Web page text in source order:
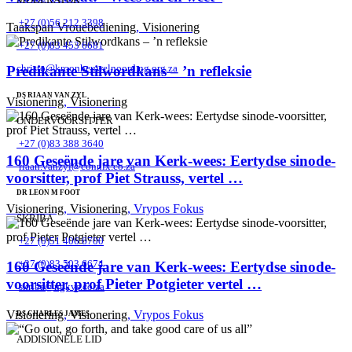
Taakspan Vrouebediening, Visionering
Predikante Stilwordkans – ’n refleksie
Visionering,Visionering
160 Geseënde jare van Kerk-wees: Eertydse sinode-
voorsitter, prof Piet Strauss, vertel …
Visionering, Visionering, Vrypos Fokus
160 Geseënde jare van Kerk-wees: Eertydse sinode-
voorsitter, prof Pieter Potgieter vertel …
Visionering,Visionering, Vrypos Fokus
+27 (0)56 212 3398
+27 (0)83 453 6681
christo@kroonheuwelnoord.ng.org.za
DS RIAAN VAN ZYL
ONDERVOORSITTER
+27 (0)83 388 3640
riaan.vanzyl@connix.co.za
DR LEON M FOOT
SKRIBA
+27 (0)51 406 6700
+27 (0)83 503 6674
skriba@ngkvs.co.za
DS CHARLES JAMES
ADDISIONELE LID